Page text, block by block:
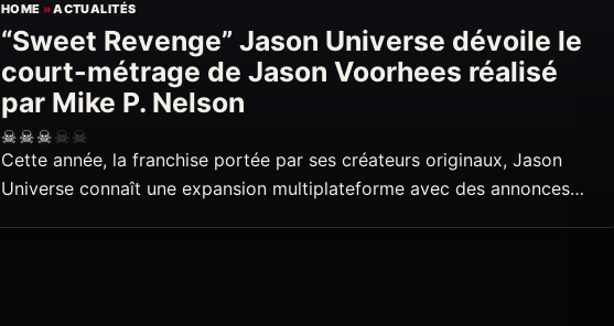
HOME »ACTUALITÉS
“Sweet Revenge” Jason Universe dévoile le
court-métrage de Jason Voorhees réalisé
par Mike P. Nelson
☠☠☠☠ ☠
Cette année, la franchise portée par ses créateurs originaux, Jason
Universe connaît une expansion multiplateforme avec des annonces…